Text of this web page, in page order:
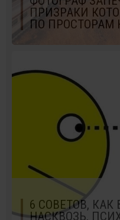
ПРИЗРАКИ
ПО ПРОСТОРАМ
6 СОВЕТОВ,
НАСКВОЗЬ.